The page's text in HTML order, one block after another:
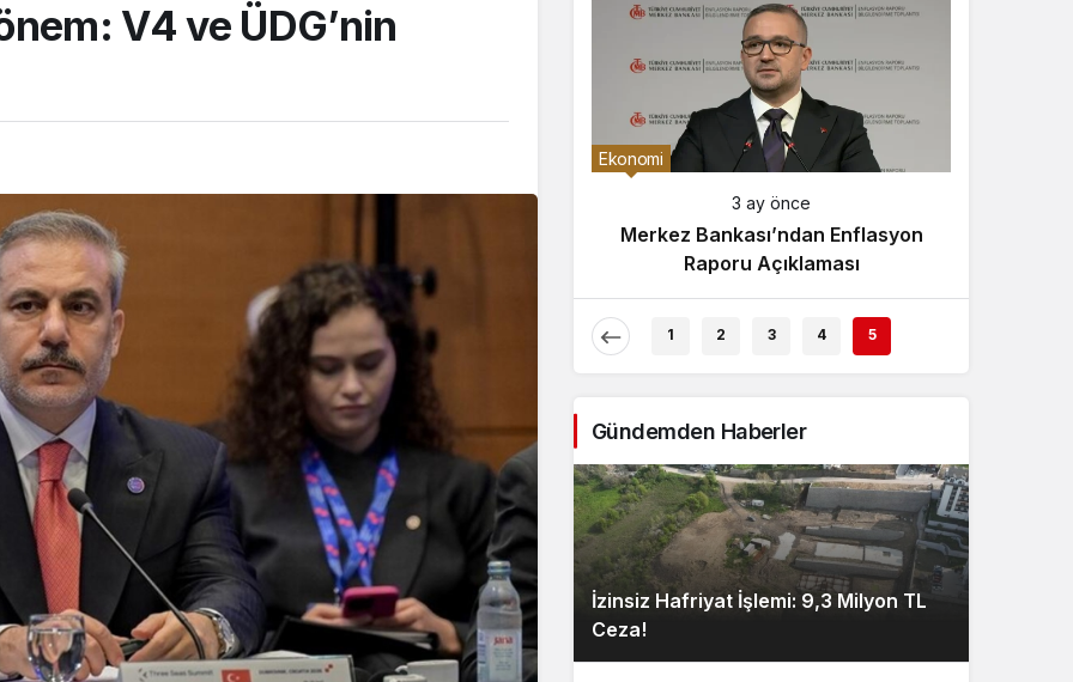
Gündüz Modu
Gündüz modunu seçin.
Gece Modu
Gece modunu seçin.
Sistem Modu
Sistem modunu seçin.
V4 ve ÜDG’nin
Tartışması
Ağırlıyor!
Ekonomi
3 ay önce
Merkez Bankası’ndan Enflasyon
Raporu Açıklaması
1 2 3 4 5
Gündemden Haberler
İzinsiz Hafriyat İşlemi: 9,3 Milyon TL
Ceza!